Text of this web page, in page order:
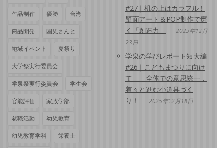
作品制作 優勝 台湾
商品開発 園児さんと
地域イベント 夏祭り
大学祭実行委員会
学泉祭実行委員会 学生会
官能評価 家政学部
就職活動 幼児教育
幼児教育学科 栄養士
#27｜机の上はカラフル！
壁面アート＆POP制作で磨
く「創造力」
2025年12月
23日
学泉の学びレポート短大編
#26｜こどもまつりに向け
て――全体での意思統一，
着々と進む小道具づく
り！
2025年12月18日